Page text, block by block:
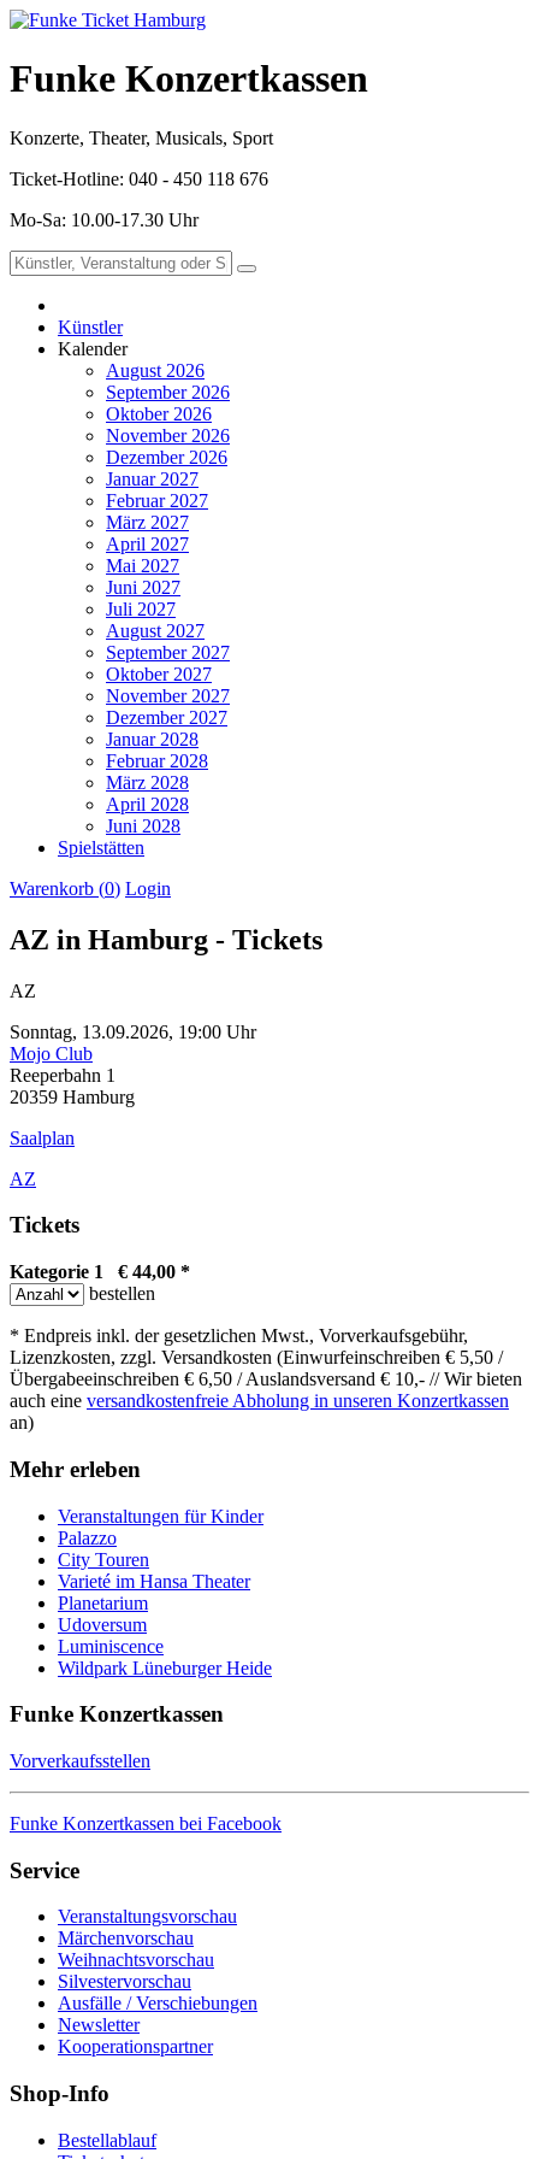
Funke Konzertkassen
Konzerte, Theater, Musicals, Sport
Ticket-Hotline: 040 - 450 118 676
Mo-Sa: 10.00-17.30 Uhr
Künstler
Kalender
August 2026
September 2026
Oktober 2026
November 2026
Dezember 2026
Januar 2027
Februar 2027
März 2027
April 2027
Mai 2027
Juni 2027
Juli 2027
August 2027
September 2027
Oktober 2027
November 2027
Dezember 2027
Januar 2028
Februar 2028
März 2028
April 2028
Juni 2028
Spielstätten
Warenkorb (0) Login
AZ in Hamburg - Tickets
AZ
Sonntag, 13.09.2026, 19:00 Uhr
Mojo Club
Reeperbahn 1
20359 Hamburg
Saalplan
AZ
Tickets
Kategorie 1 € 44,00 *
bestellen
* Endpreis inkl. der gesetzlichen Mwst., Vorverkaufsgebühr,
Lizenzkosten, zzgl. Versandkosten (Einwurfeinschreiben € 5,50 /
Übergabeeinschreiben € 6,50 / Auslandsversand € 10,- // Wir bieten
auch eine versandkostenfreie Abholung in unseren Konzertkassen
an)
Mehr erleben
Veranstaltungen für Kinder
Palazzo
City Touren
Varieté im Hansa Theater
Planetarium
Udoversum
Luminiscence
Wildpark Lüneburger Heide
Funke Konzertkassen
Vorverkaufsstellen
Funke Konzertkassen bei Facebook
Service
Veranstaltungsvorschau
Märchenvorschau
Weihnachtsvorschau
Silvestervorschau
Ausfälle / Verschiebungen
Newsletter
Kooperationspartner
Shop-Info
Bestellablauf